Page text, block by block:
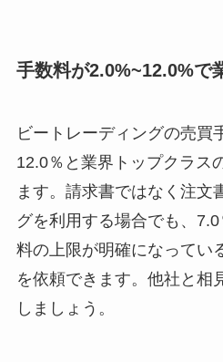
手数料が2.0%~12.0%で
ビートレーディングの売買
12.0％と業界トップクラス
ます。請求書ではなく注文
グを利用する場合でも、
料の上限が明確になってい
を依頼できます。他社と相
しましょう。